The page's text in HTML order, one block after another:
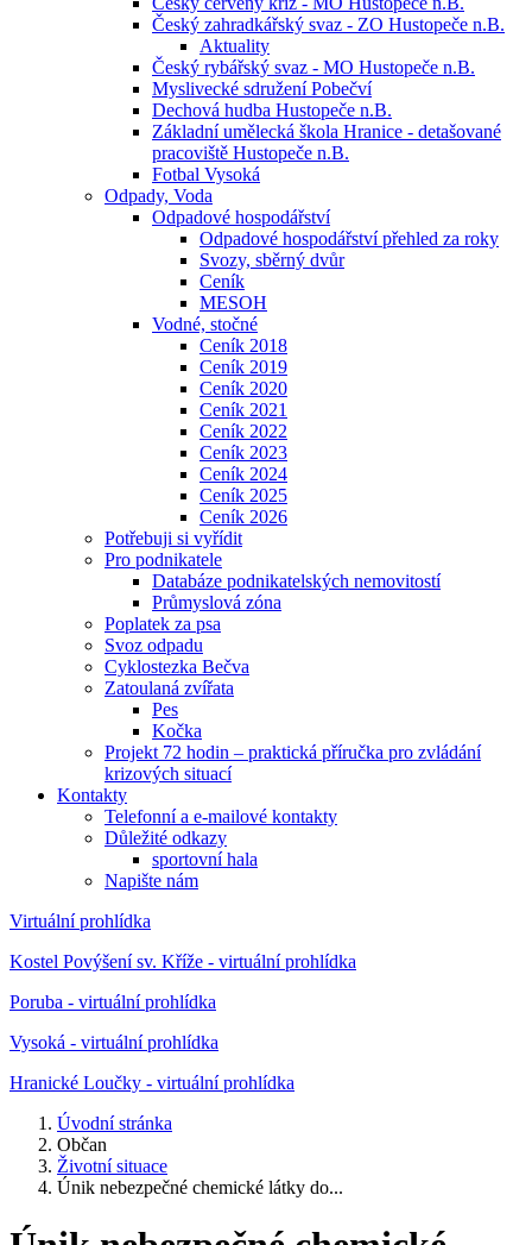
Český zahradkářský svaz - ZO Hustopeče n.B.
Aktuality
Český rybářský svaz - MO Hustopeče n.B.
Myslivecké sdružení Pobečví
Dechová hudba Hustopeče n.B.
Základní umělecká škola Hranice - detašované
pracoviště Hustopeče n.B.
Fotbal Vysoká
Odpady, Voda
Odpadové hospodářství
Odpadové hospodářství přehled za roky
Svozy, sběrný dvůr
Ceník
MESOH
Vodné, stočné
Ceník 2018
Ceník 2019
Ceník 2020
Ceník 2021
Ceník 2022
Ceník 2023
Ceník 2024
Ceník 2025
Ceník 2026
Potřebuji si vyřídit
Pro podnikatele
Databáze podnikatelských nemovitostí
Průmyslová zóna
Poplatek za psa
Svoz odpadu
Cyklostezka Bečva
Zatoulaná zvířata
Pes
Kočka
Projekt 72 hodin – praktická příručka pro zvládání
krizových situací
Kontakty
Telefonní a e-mailové kontakty
Důležité odkazy
sportovní hala
Napište nám
Virtuální prohlídka
Kostel Povýšení sv. Kříže - virtuální prohlídka
Poruba - virtuální prohlídka
Vysoká - virtuální prohlídka
Hranické Loučky - virtuální prohlídka
Úvodní stránka
Občan
Životní situace
Únik nebezpečné chemické látky do...